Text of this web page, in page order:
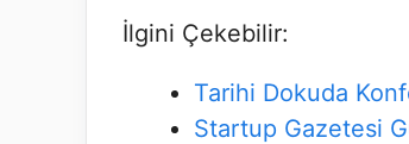
İlgini Çekebilir:
Tarihi Dokuda
Startup Gazetesi